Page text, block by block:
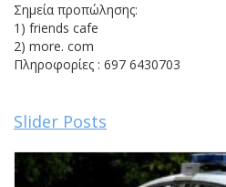
Σημεία προπώλησης:
1) friends cafe
2) more. com
Πληροφορίες : 697 6430703
Slider Posts